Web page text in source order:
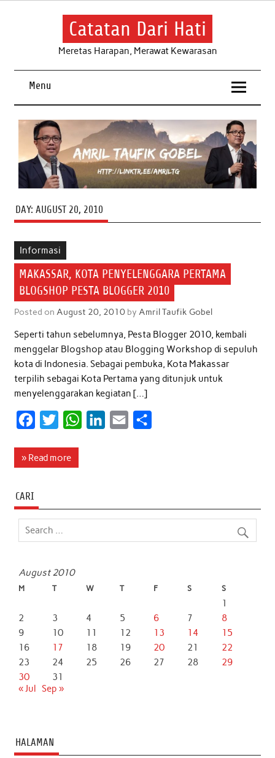
Skip
Catatan Dari Hati
Meretas Harapan, Merawat Kewarasan
Menu
DAY: AUGUST 20, 2010
Informasi
MAKASSAR, KOTA PENYELENGGARA PERTAMA
BLOGSHOP PESTA BLOGGER 2010
Posted on August 20, 2010by Amril Taufik Gobel
Seperti tahun sebelumnya, Pesta Blogger 2010, kembali
menggelar Blogshop atau Blogging Workshop di sepuluh
kota di Indonesia. Sebagai pembuka, Kota Makassar
terpilih sebagai Kota Pertama yang ditunjuk untuk
menyelenggarakan kegiatan […]
c
o
o
i
e
W
A
d
» Read more
CARI
August 2010
M T W T F S S
1
2
3 4 5 6 7
8
9
10 11 12 13 14
15
16
17 18 19 20 21
22
23
24 25 26 27 28
29
30
31
« Jul Sep »
HALAMAN